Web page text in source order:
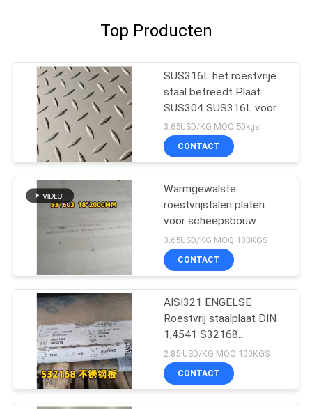
Top Producten
SUS316L het roestvrije
staal betreedt Plaat
SUS304 SUS316L voor
Bevloering
3.65USD/KG MOQ:50kgs
CONTACT
Warmgewalste
roestvrijstalen platen
voor scheepsbouw
3.65USD/KG MOQ:100KGS
CONTACT
AISI321 ENGELSE
Roestvrij staalplaat DIN
1,4541 S32168
Warmgewalste 10mm
voor Boiler
2.85 USD/KG MOQ:100KGS
CONTACT